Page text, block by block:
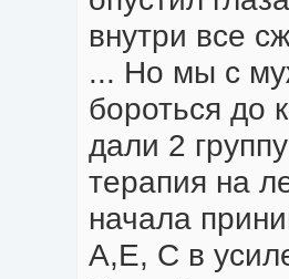
внутри все
... Но мы с
бороться до
дали 2
терапия на
начала
А,Е, С в